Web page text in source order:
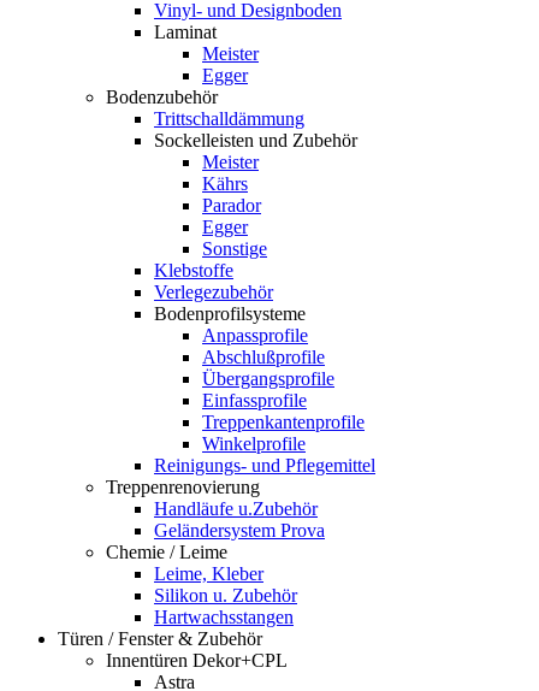
Vinyl- und Designboden
Laminat
Meister
Egger
Bodenzubehör
Trittschalldämmung
Sockelleisten und Zubehör
Meister
Kährs
Parador
Egger
Sonstige
Klebstoffe
Verlegezubehör
Bodenprofilsysteme
Anpassprofile
Abschlußprofile
Übergangsprofile
Einfassprofile
Treppenkantenprofile
Winkelprofile
Reinigungs- und Pflegemittel
Treppenrenovierung
Handläufe u.Zubehör
Geländersystem Prova
Chemie / Leime
Leime, Kleber
Silikon u. Zubehör
Hartwachsstangen
Türen / Fenster & Zubehör
Innentüren Dekor+CPL
Astra